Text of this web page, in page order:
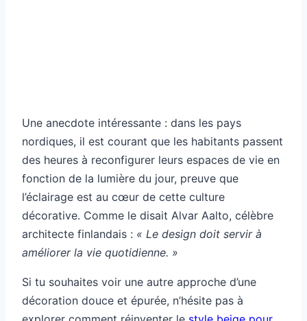
Une anecdote intéressante : dans les pays
nordiques, il est courant que les habitants passent
des heures à reconfigurer leurs espaces de vie en
fonction de la lumière du jour, preuve que
l’éclairage est au cœur de cette culture
décorative. Comme le disait Alvar Aalto, célèbre
architecte finlandais : « Le design doit servir à
améliorer la vie quotidienne. »
Si tu souhaites voir une autre approche d’une
décoration douce et épurée, n’hésite pas à